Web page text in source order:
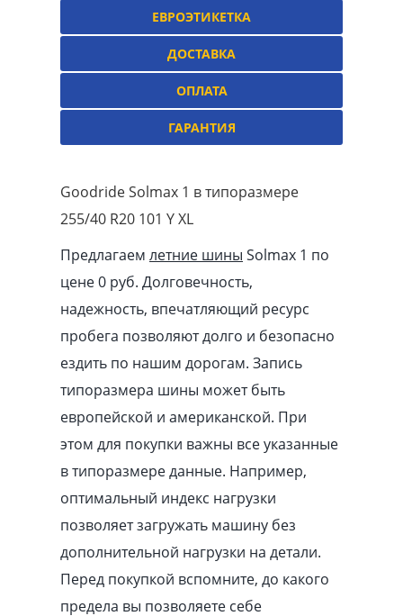
ЕВРОЭТИКЕТКА
ДОСТАВКА
ОПЛАТА
ГАРАНТИЯ
Goodride Solmax 1 в типоразмере
255/40 R20 101 Y XL
Предлагаем летние шины Solmax 1 по
цене 0 руб. Долговечность,
надежность, впечатляющий ресурс
пробега позволяют долго и безопасно
ездить по нашим дорогам. Запись
типоразмера шины может быть
европейской и американской. При
этом для покупки важны все указанные
в типоразмере данные. Например,
оптимальный индекс нагрузки
позволяет загружать машину без
дополнительной нагрузки на детали.
Перед покупкой вспомните, до какого
предела вы позволяете себе